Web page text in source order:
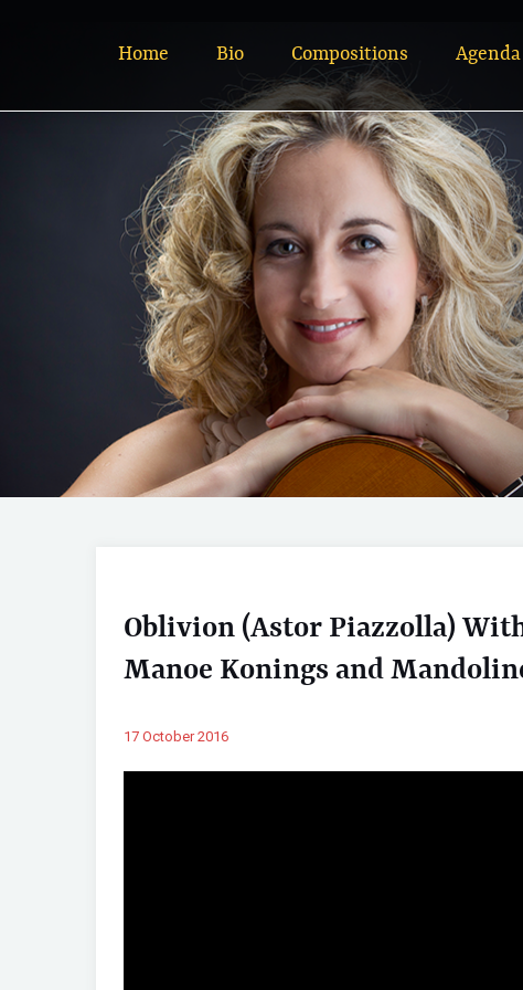
Home Bio Compositions Agenda
Oblivion (Astor Piazzolla)
Manoe Konings and
17 October 2016